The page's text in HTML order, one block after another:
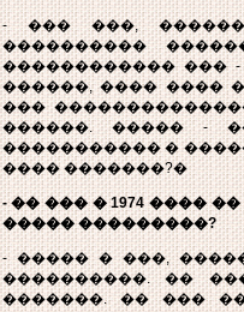
- ��� ���,
����������
������������ ���
������, ���� ����
���
������. ����� -
����������� �
���� �������?�
- �� ��� � 1974 ����
����� ���������?
- ����� � ���,
����������. ��
�������. �� ���